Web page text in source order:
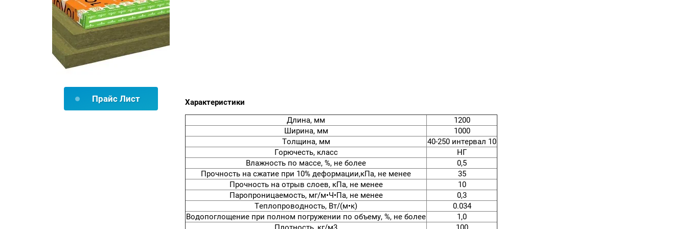
Прайс Лист
Характеристики
Длина, мм
1200
Ширина, мм
1000
Толщина, мм
40-250 интервал 10
Горючесть, класс
НГ
Влажность по массе, %, не более
0,5
Прочность на сжатие при 10% деформации,кПа, не менее
35
Прочность на отрыв слоев, кПа, не менее
10
Паропроницаемость, мг/м•Ч•Па, не менее
0,3
Теплопроводность, Вт/(м•к)
0.034
Водопоглощение при полном погружении по объему, %, не более
1,0